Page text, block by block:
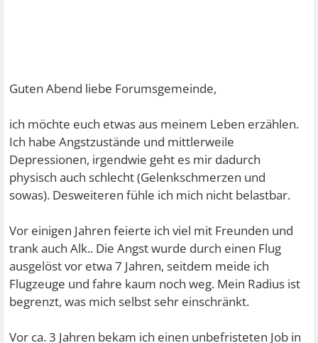
Guten Abend liebe Forumsgemeinde,
ich möchte euch etwas aus meinem Leben erzählen.
Ich habe Angstzustände und mittlerweile
Depressionen, irgendwie geht es mir dadurch
physisch auch schlecht (Gelenkschmerzen und
sowas). Desweiteren fühle ich mich nicht belastbar.
Vor einigen Jahren feierte ich viel mit Freunden und
trank auch Alk.. Die Angst wurde durch einen Flug
ausgelöst vor etwa 7 Jahren, seitdem meide ich
Flugzeuge und fahre kaum noch weg. Mein Radius ist
begrenzt, was mich selbst sehr einschränkt.
Vor ca. 3 Jahren bekam ich einen unbefristeten Job in